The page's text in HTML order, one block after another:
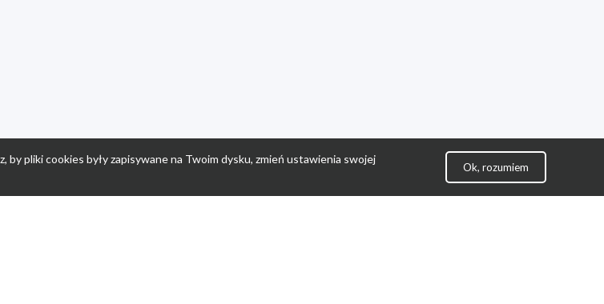
pliki cookies były zapisywane na Twoim dysku, zmień ustawienia swojej
Ok, rozumiem